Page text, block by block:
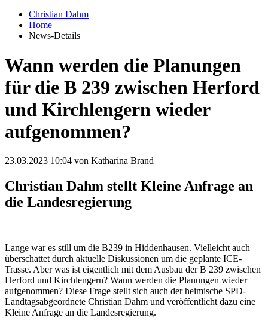
Christian Dahm
Home
News-Details
Wann werden die Planungen
für die B 239 zwischen Herford
und Kirchlengern wieder
aufgenommen?
23.03.2023 10:04 von Katharina Brand
Christian Dahm stellt Kleine Anfrage an
die Landesregierung
Lange war es still um die B239 in Hiddenhausen. Vielleicht auch
überschattet durch aktuelle Diskussionen um die geplante ICE-
Trasse. Aber was ist eigentlich mit dem Ausbau der B 239 zwischen
Herford und Kirchlengern? Wann werden die Planungen wieder
aufgenommen? Diese Frage stellt sich auch der heimische SPD-
Landtagsabgeordnete Christian Dahm und veröffentlicht dazu eine
Kleine Anfrage an die Landesregierung.